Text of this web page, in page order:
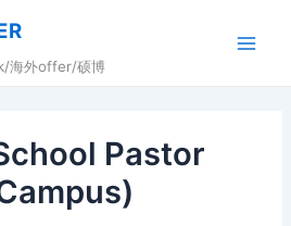
海外offer/硕博
Pastor